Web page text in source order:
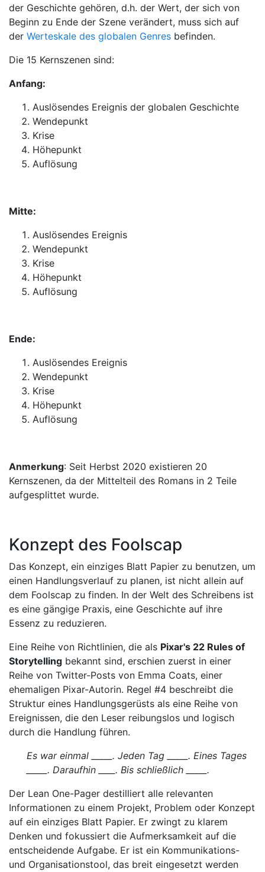
der Geschichte gehören, d.h. der Wert, der sich von
Beginn zu Ende der Szene verändert, muss sich auf
der Werteskale des globalen Genres befinden.
Die 15 Kernszenen sind:
Anfang:
Auslösendes Ereignis der globalen Geschichte
Wendepunkt
Krise
Höhepunkt
Auflösung
Mitte:
Auslösendes Ereignis
Wendepunkt
Krise
Höhepunkt
Auflösung
Ende:
Auslösendes Ereignis
Wendepunkt
Krise
Höhepunkt
Auflösung
Anmerkung: Seit Herbst 2020 existieren 20
Kernszenen, da der Mittelteil des Romans in 2 Teile
aufgesplittet wurde.
Konzept des Foolscap
Das Konzept, ein einziges Blatt Papier zu benutzen, um
einen Handlungsverlauf zu planen, ist nicht allein auf
dem Foolscap zu finden. In der Welt des Schreibens ist
es eine gängige Praxis, eine Geschichte auf ihre
Essenz zu reduzieren.
Eine Reihe von Richtlinien, die als Pixar's 22 Rules of
Storytelling bekannt sind, erschien zuerst in einer
Reihe von Twitter-Posts von Emma Coats, einer
ehemaligen Pixar-Autorin. Regel #4 beschreibt die
Struktur eines Handlungsgerüsts als eine Reihe von
Ereignissen, die den Leser reibungslos und logisch
durch die Handlung führen.
Es war einmal _____. Jeden Tag _____. Eines Tages
_____. Daraufhin ____. Bis schließlich _____.
Der Lean One-Pager destilliert alle relevanten
Informationen zu einem Projekt, Problem oder Konzept
auf ein einziges Blatt Papier. Er zwingt zu klarem
Denken und fokussiert die Aufmerksamkeit auf die
entscheidende Aufgabe. Er ist ein Kommunikations-
und Organisationstool, das breit eingesetzt werden